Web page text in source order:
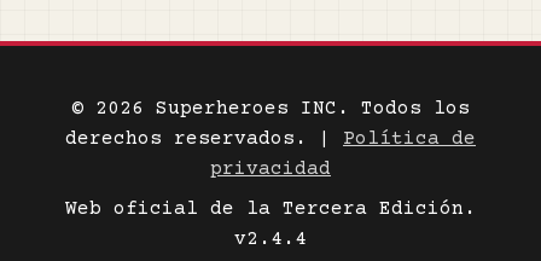
© 2026 Superheroes INC. Todos los
derechos reservados. | Política de
privacidad
Web oficial de la Tercera Edición.
v2.4.4